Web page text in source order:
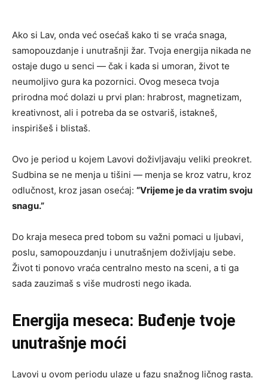
Ako si Lav, onda već osećaš kako ti se vraća snaga,
samopouzdanje i unutrašnji žar. Tvoja energija nikada ne
ostaje dugo u senci — čak i kada si umoran, život te
neumoljivo gura ka pozornici. Ovog meseca tvoja
prirodna moć dolazi u prvi plan: hrabrost, magnetizam,
kreativnost, ali i potreba da se ostvariš, istakneš,
inspirišeš i blistaš.
Ovo je period u kojem Lavovi doživljavaju veliki preokret.
Sudbina se ne menja u tišini — menja se kroz vatru, kroz
odlučnost, kroz jasan osećaj: “Vrijeme je da vratim svoju
snagu.”
Do kraja meseca pred tobom su važni pomaci u ljubavi,
poslu, samopouzdanju i unutrašnjem doživljaju sebe.
Život ti ponovo vraća centralno mesto na sceni, a ti ga
sada zauzimaš s više mudrosti nego ikada.
Energija meseca: Buđenje tvoje
unutrašnje moći
Lavovi u ovom periodu ulaze u fazu snažnog ličnog rasta.